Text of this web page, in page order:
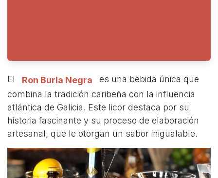
El Ron Burla Negra
es una bebida única que
combina la tradición caribeña con la influencia
atlántica de Galicia. Este licor destaca por su
historia fascinante y su proceso de elaboración
artesanal, que le otorgan un sabor inigualable.